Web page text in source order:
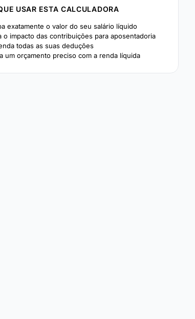
USAR ESTA CALCULADORA
exatamente o valor do seu salário líquido
o impacto das contribuições para aposentadoria
todas as suas deduções
um orçamento preciso com a renda líquida